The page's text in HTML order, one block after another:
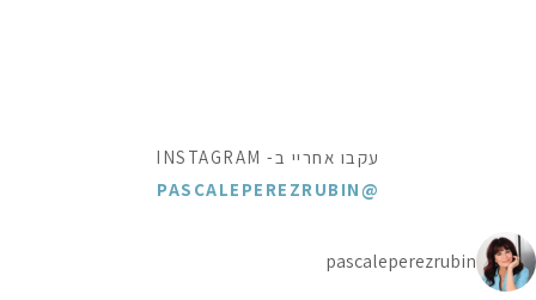
עקבו אחריי ב- INSTAGRAM
@PASCALEPEREZRUBIN
pascaleperezrubin